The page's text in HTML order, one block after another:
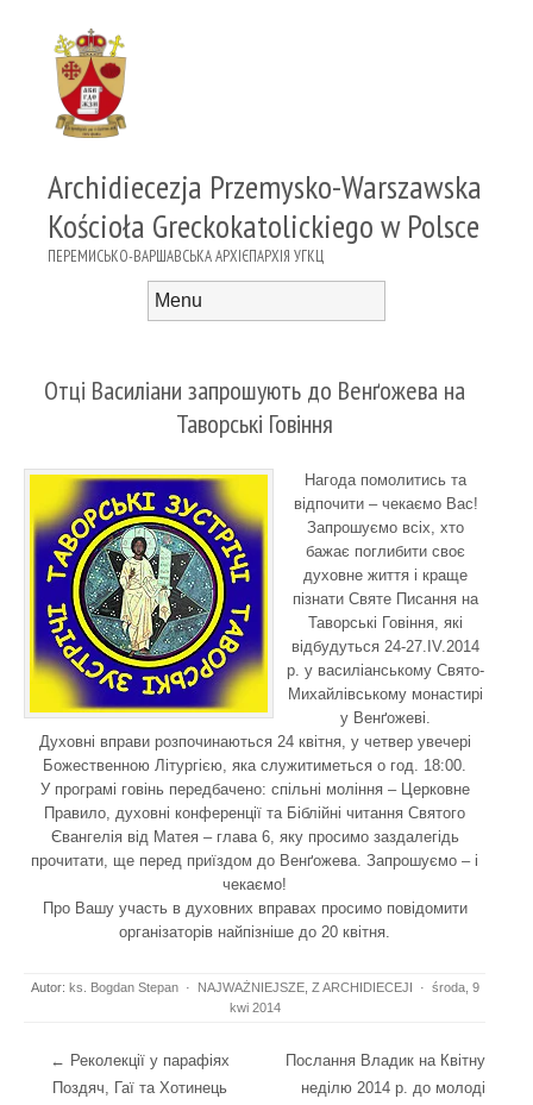
Archidiecezja Przemysko-Warszawska
Kościoła Greckokatolickiego w Polsce
ПЕРЕМИСЬКО-ВАРШАВСЬКА АРХІЄПАРХІЯ УГКЦ
Отці Василіани запрошують до Венґожева на
Таворські Говіння
Нагода помолитись та
відпочити – чекаємо Вас!
Запрошуємо всіх, хто
бажає поглибити своє
духовне життя і краще
пізнати Святе Писання на
Таворські Говіння, які
відбудуться 24-27.ІV.2014
р. у василіанському Свято-
Михайлівському монастирі
у Венґожеві.
Духовні вправи розпочинаються 24 квітня, у четвер увечері
Божественною Літургією, яка служитиметься о год. 18:00.
У програмі говінь передбачено: спільні моління – Церковне
Правило, духовні конференції та Біблійні читання Святого
Євангелія від Матея – глава 6, яку просимо заздалегідь
прочитати, ще перед приїздом до Венґожева. Запрошуємо – і
чекаємо!
Про Вашу участь в духовних вправах просимо повідомити
організаторів найпізніше до 20 квітня.
Autor: ks. Bogdan Stepan · NAJWAŻNIEJSZE, Z ARCHIDIECEJI · środa, 9
kwi 2014
Post navigation
← Реколекції у парафіях
Поздяч, Гаї та Хотинець
Послання Владик на Квітну
неділю 2014 р. до молоді